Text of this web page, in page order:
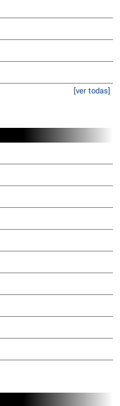
[ver todas]